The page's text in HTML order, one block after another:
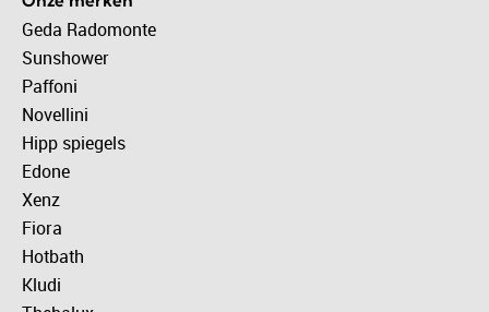
Geda Radomonte
Sunshower
Paffoni
Novellini
Hipp spiegels
Edone
Xenz
Fiora
Hotbath
Kludi